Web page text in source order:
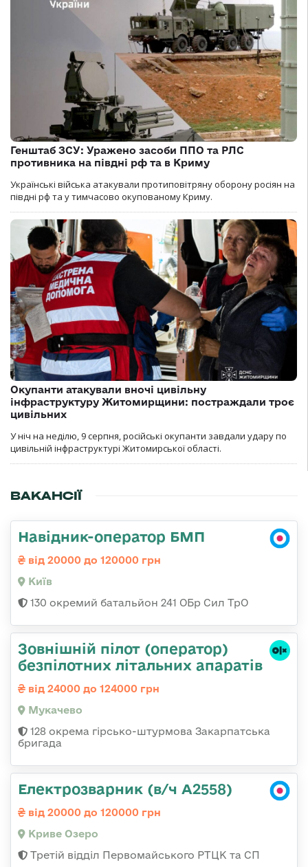
Генштаб ЗСУ: Уражено засоби ППО та РЛС
противника на півдні рф та в Криму
Українські війська атакували протиповітряну оборону росіян на
півдні рф та у тимчасово окупованому Криму.
Окупанти атакували вночі цивільну
інфраструктуру Житомирщини: постраждали троє
цивільних
У ніч на неділю, 9 серпня, російські окупанти завдали удару по
цивільній інфраструктурі Житомирської області.
ВАКАНСІЇ
Навідник-оператор БМП
від 20000 до 120000 грн
Київ
130 окремий батальйон 241 ОБр Сил ТрО
Зовнішній пілот (оператор)
безпілотних літальних апаратів
від 24000 до 124000 грн
Мукачево
128 окрема гірсько-штурмова Закарпатська
бригада
Електрозварник (в/ч А2558)
від 20000 до 120000 грн
Криве Озеро
Третій відділ Первомайського РТЦК та СП